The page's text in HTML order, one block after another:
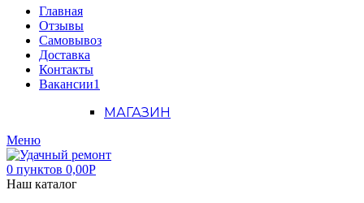
Главная
Отзывы
Самовывоз
Доставка
Контакты
Вакансии1
МАГАЗИН
Меню
0 пунктов 0,00Р
Наш каталог